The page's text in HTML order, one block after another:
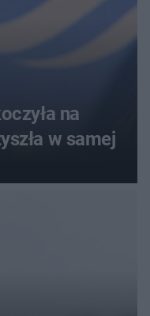
na
w samej